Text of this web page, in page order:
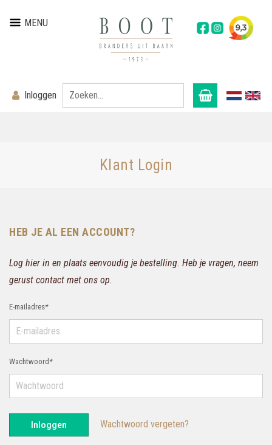
MENU
Inloggen
Klant Login
HEB JE AL EEN ACCOUNT?
Log hier in en plaats eenvoudig je bestelling. Heb je vragen, neem
gerust contact met ons op.
E-mailadres*
Wachtwoord *
Inloggen Wachtwoord vergeten?